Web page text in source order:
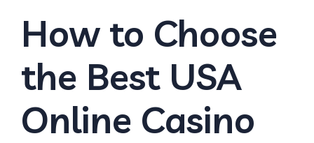
How to Choose
the Best USA
Online Casino